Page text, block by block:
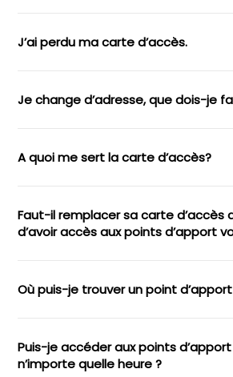
J’ai perdu ma carte d’accès.
Je change d’adresse, que dois-je
A quoi me sert la carte d’accès?
Faut-il remplacer sa carte d’accès
d’avoir accès aux points d’apport
Où puis-je trouver un point
Puis-je accéder aux points
n’importe quelle heure ?